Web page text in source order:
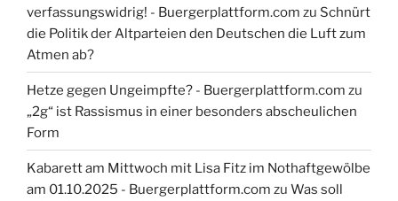
verfassungswidrig! - Buergerplattform.com zu Schnürt
die Politik der Altparteien den Deutschen die Luft zum
Atmen ab?
Hetze gegen Ungeimpfte? - Buergerplattform.com zu
„2g“ ist Rassismus in einer besonders abscheulichen
Form
Kabarett am Mittwoch mit Lisa Fitz im Nothaftgewölbe
am 01.10.2025 - Buergerplattform.com zu Was soll